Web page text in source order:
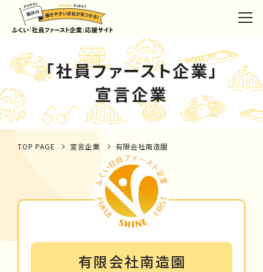
「社員ファースト企業」
宣言企業
TOP PAGE 宣言企業 有限会社南造園
有限会社南造園